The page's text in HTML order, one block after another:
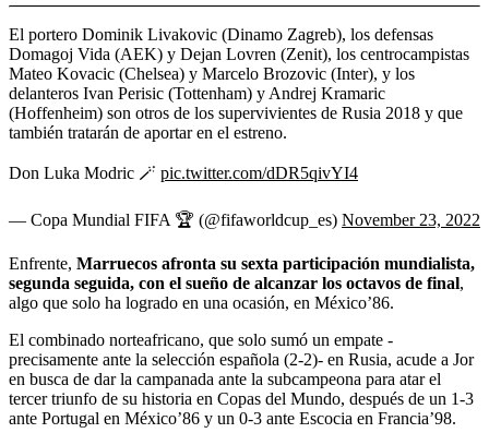
El portero Dominik Livakovic (Dinamo Zagreb), los defensas
Domagoj Vida (AEK) y Dejan Lovren (Zenit), los centrocampistas
Mateo Kovacic (Chelsea) y Marcelo Brozovic (Inter), y los
delanteros Ivan Perisic (Tottenham) y Andrej Kramaric
(Hoffenheim) son otros de los supervivientes de Rusia 2018 y que
también tratarán de aportar en el estreno.
Don Luka Modric 🪄 pic.twitter.com/dDR5qivYI4
— Copa Mundial FIFA 🏆 (@fifaworldcup_es) November 23, 2022
Enfrente, Marruecos afronta su sexta participación mundialista,
segunda seguida, con el sueño de alcanzar los octavos de final,
algo que solo ha logrado en una ocasión, en México’86.
El combinado norteafricano, que solo sumó un empate -
precisamente ante la selección española (2-2)- en Rusia, acude a Jor
en busca de dar la campanada ante la subcampeona para atar el
tercer triunfo de su historia en Copas del Mundo, después de un 1-3
ante Portugal en México’86 y un 0-3 ante Escocia en Francia’98.